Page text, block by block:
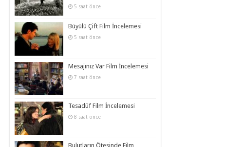
5 saat önce
Büyülü Çift Film İncelemesi
5 saat önce
Mesajınız Var Film İncelemesi
7 saat önce
Tesadüf Film İncelemesi
8 saat önce
Bulutların Ötesinde Film